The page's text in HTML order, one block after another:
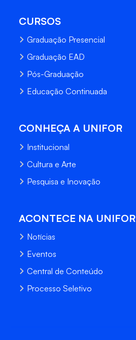
CURSOS
Graduação Presencial
Graduação EAD
Pós-Graduação
Educação Continuada
CONHEÇA A UNIFOR
Institucional
Cultura e Arte
Pesquisa e Inovação
ACONTECE NA UNIFOR
Notícias
Eventos
Central de Conteúdo
Processo Seletivo